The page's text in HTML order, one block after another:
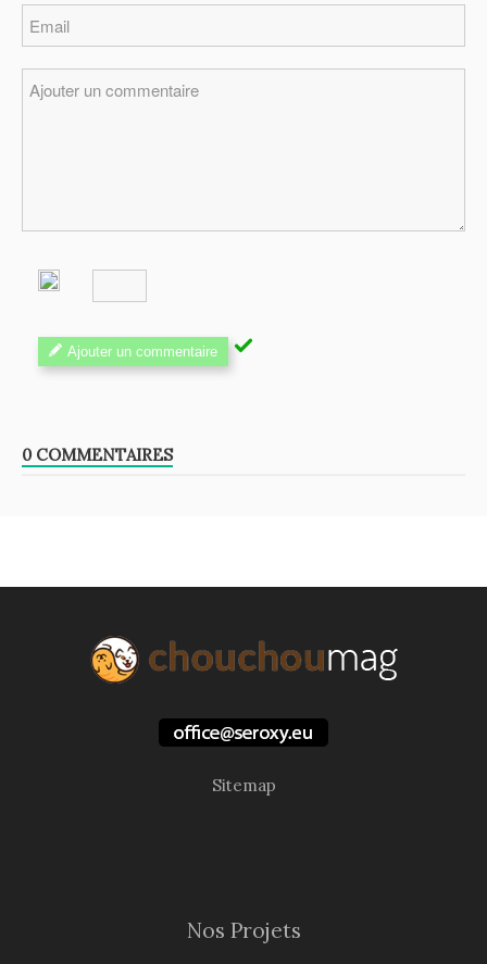
Ajouter un commentaire
0 COMMENTAIRES
Sitemap
Nos Projets